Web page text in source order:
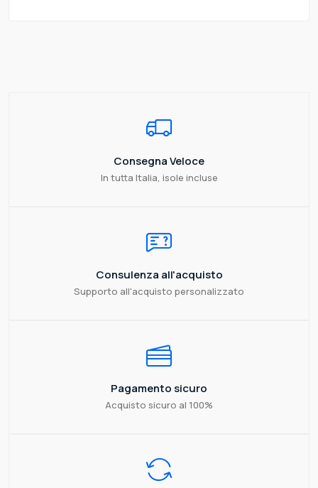
Consegna Veloce
In tutta Italia, isole incluse
Consulenza all'acquisto
Supporto all'acquisto personalizzato
Pagamento sicuro
Acquisto sicuro al 100%